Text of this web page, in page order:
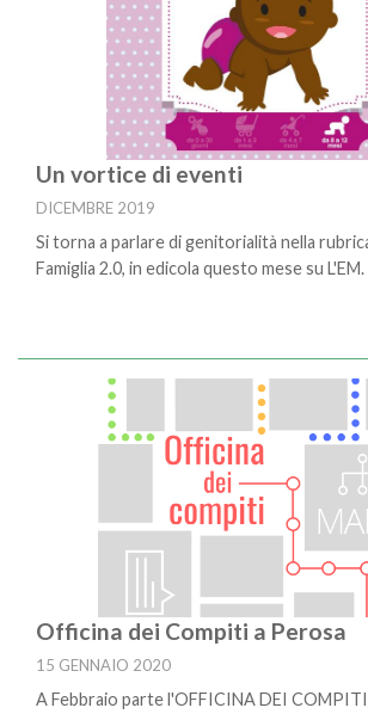
Un vortice di eventi
DICEMBRE 2019
Si torna a parlare di genitorialità nella
Famiglia 2.0, in edicola questo mese su L'EM.
Officina dei Compiti a Perosa
15 GENNAIO 2020
A Febbraio parte l'OFFICINA DEI